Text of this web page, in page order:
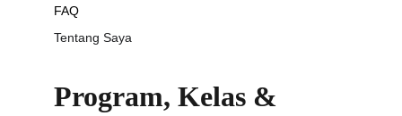
Program, Kelas &
Tentang Saya
FAQ